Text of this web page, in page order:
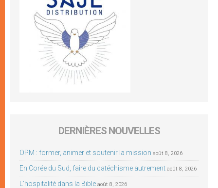
DERNIÈRES NOUVELLES
OPM : former, animer et soutenir la mission août 8, 2026
En Corée du Sud, faire du catéchisme autrement août 8, 2026
L’hospitalité dans la Bible août 8, 2026